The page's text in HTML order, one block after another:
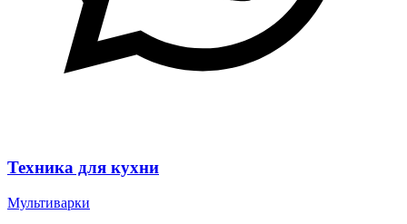
Техника для кухни
Мультиварки